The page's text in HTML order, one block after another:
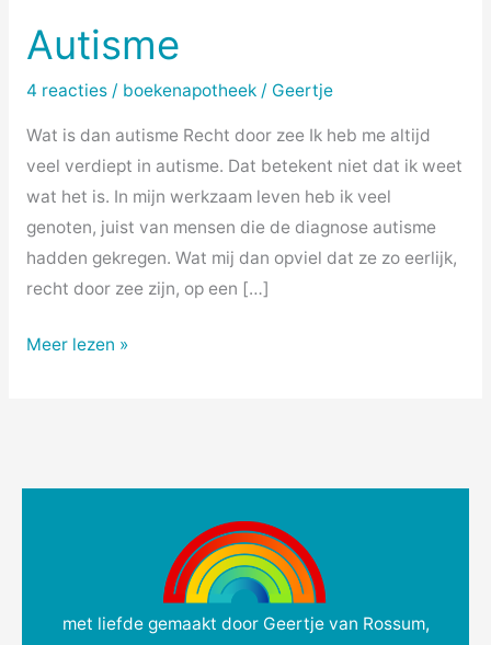
Autisme
4 reacties / boekenapotheek/ Geertje
Wat is dan autisme Recht door zee Ik heb me altijd
veel verdiept in autisme. Dat betekent niet dat ik weet
wat het is. In mijn werkzaam leven heb ik veel
genoten, juist van mensen die de diagnose autisme
hadden gekregen. Wat mij dan opviel dat ze zo eerlijk,
recht door zee zijn, op een […]
Meer lezen »
met liefde gemaakt door Geertje van Rossum,